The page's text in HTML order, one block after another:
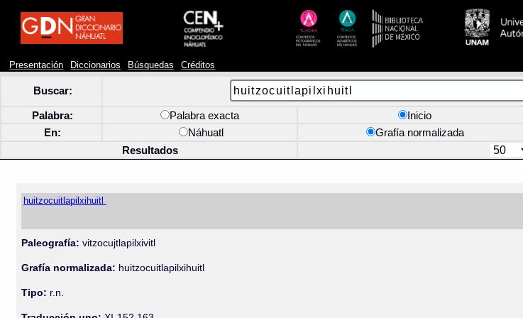
Presentación Diccionarios Búsquedas Créditos
Buscar:
Palabra: Palabra exacta Inicio
En:
Náhuatl Grafía normalizada
Resultados
huitzocuitlapilxihuitl
Paleografía: vitzocujtlapilxivitl
Grafía normalizada: huitzocuitlapilxihuitl
Tipo: r.n.